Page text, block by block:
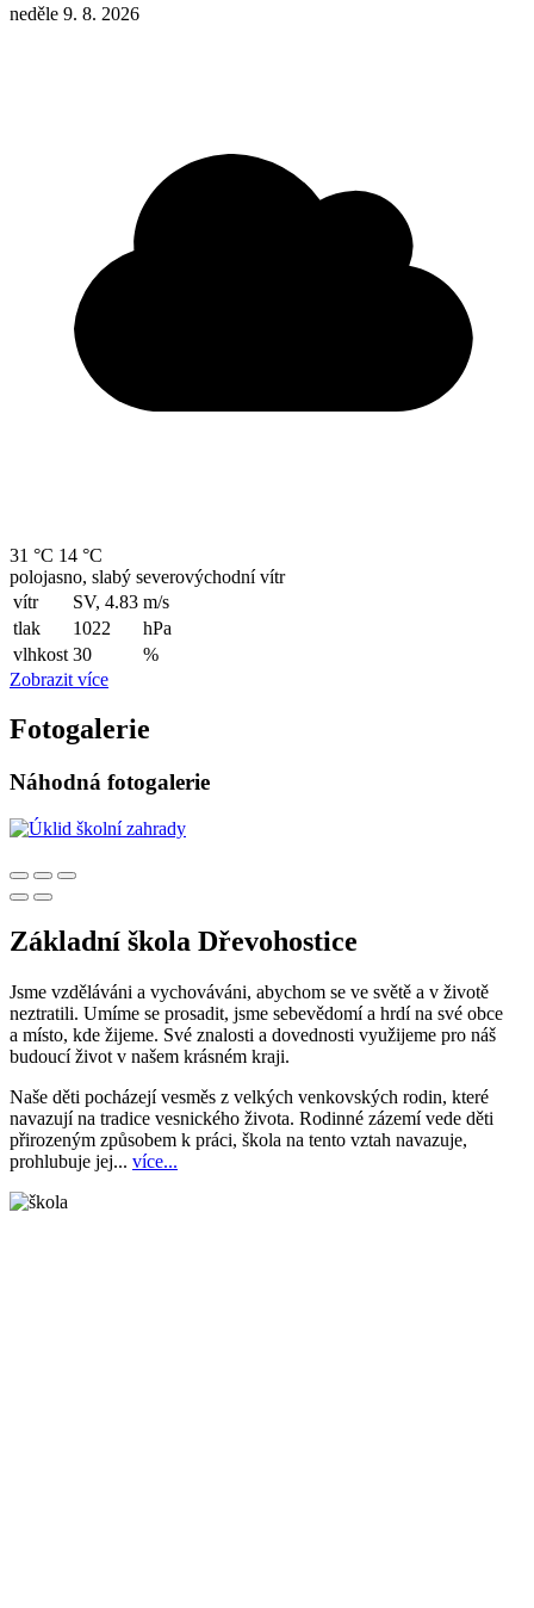
neděle 9. 8. 2026
31 °C 14 °C
polojasno, slabý severovýchodní vítr
vítr
SV, 4.83 m/s
tlak
1022
hPa
vlhkost 30
%
Zobrazit více
Fotogalerie
Náhodná fotogalerie
Základní škola Dřevohostice
Jsme vzděláváni a vychováváni, abychom se ve světě a v životě
neztratili. Umíme se prosadit, jsme sebevědomí a hrdí na své obce
a místo, kde žijeme. Své znalosti a dovednosti využijeme pro náš
budoucí život v našem krásném kraji.
Naše děti pocházejí vesměs z velkých venkovských rodin, které
navazují na tradice vesnického života. Rodinné zázemí vede děti
přirozeným způsobem k práci, škola na tento vztah navazuje,
prohlubuje jej... více...